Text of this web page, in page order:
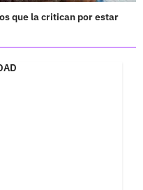
que la critican por estar